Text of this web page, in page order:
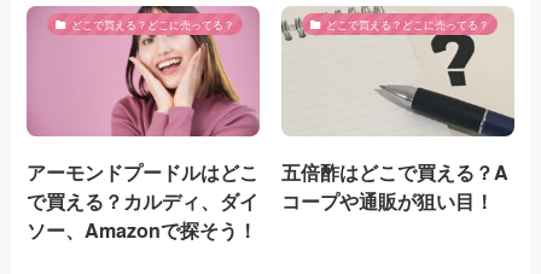
どこで買える？どこに売ってる？
アーモンドプードルはどこ
で買える？カルディ、ダイ
ソー、Amazonで探そう！
どこで買える？どこに売ってる？
五倍酢はどこで買える？A
コープや通販が狙い目！